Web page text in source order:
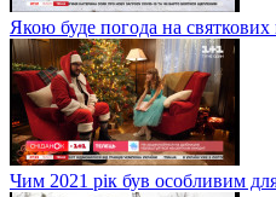
Якою буде погода на святкових
Чим 2021 рік був особливим для